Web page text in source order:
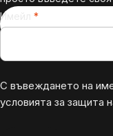
Имейл
С въвеждането на
условията за защита